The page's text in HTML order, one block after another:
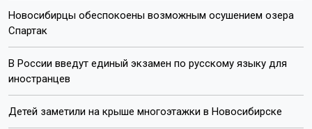
Новосибирцы обеспокоены возможным осушением озера
Спартак
В России введут единый экзамен по русскому языку для
иностранцев
Детей заметили на крыше многоэтажки в Новосибирске